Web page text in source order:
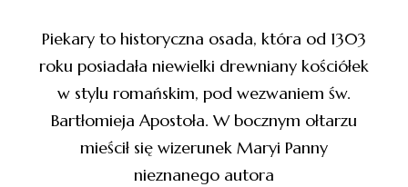
Piekary to historyczna osada, która od 1303
roku posiadała niewielki drewniany kościółek
w stylu romańskim, pod wezwaniem św.
Bartłomieja Apostoła. W bocznym ołtarzu
mieścił się wizerunek Maryi Panny
nieznanego autora